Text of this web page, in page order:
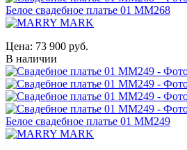
Белое свадебное платье 01 MM268
Цена: 73 900 руб.
В наличии
Белое свадебное платье 01 MM249